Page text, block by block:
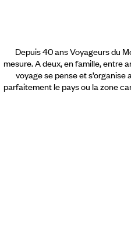
Depuis 40 ans Voyageurs du
mesure. A deux, en famille, entre
voyage se pense et
parfaitement le pays ou la zone